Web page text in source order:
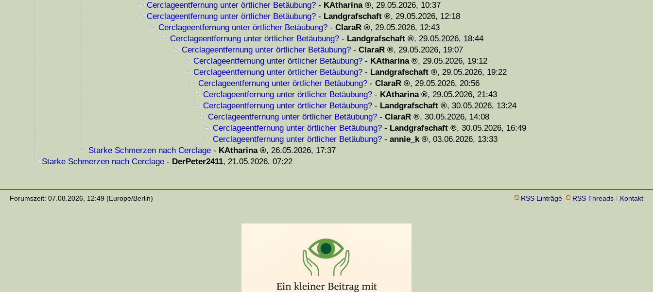
Cerclageentfernung unter örtlicher Betäubung? - KAtharina , 29.05.2026, 10:37
Cerclageentfernung unter örtlicher Betäubung? - Landgrafschaft , 29.05.2026, 12:18
Cerclageentfernung unter örtlicher Betäubung? - ClaraR , 29.05.2026, 12:43
Cerclageentfernung unter örtlicher Betäubung? - Landgrafschaft , 29.05.2026, 18:44
Cerclageentfernung unter örtlicher Betäubung? - ClaraR , 29.05.2026, 19:07
Cerclageentfernung unter örtlicher Betäubung? - KAtharina , 29.05.2026, 19:12
Cerclageentfernung unter örtlicher Betäubung? - Landgrafschaft , 29.05.2026, 19:22
Cerclageentfernung unter örtlicher Betäubung? - ClaraR , 29.05.2026, 20:56
Cerclageentfernung unter örtlicher Betäubung? - KAtharina , 29.05.2026, 21:43
Cerclageentfernung unter örtlicher Betäubung? - Landgrafschaft , 30.05.2026, 13:24
Cerclageentfernung unter örtlicher Betäubung? - ClaraR , 30.05.2026, 14:08
Cerclageentfernung unter örtlicher Betäubung? - Landgrafschaft , 30.05.2026, 16:49
Cerclageentfernung unter örtlicher Betäubung? - annie_k , 03.06.2026, 13:33
Starke Schmerzen nach Cerclage - KAtharina , 26.05.2026, 17:37
Starke Schmerzen nach Cerclage - DerPeter2411, 21.05.2026, 07:22
Forumszeit: 07.08.2026, 12:49 (Europe/Berlin) RSS Einträge RSS Threads Kontakt